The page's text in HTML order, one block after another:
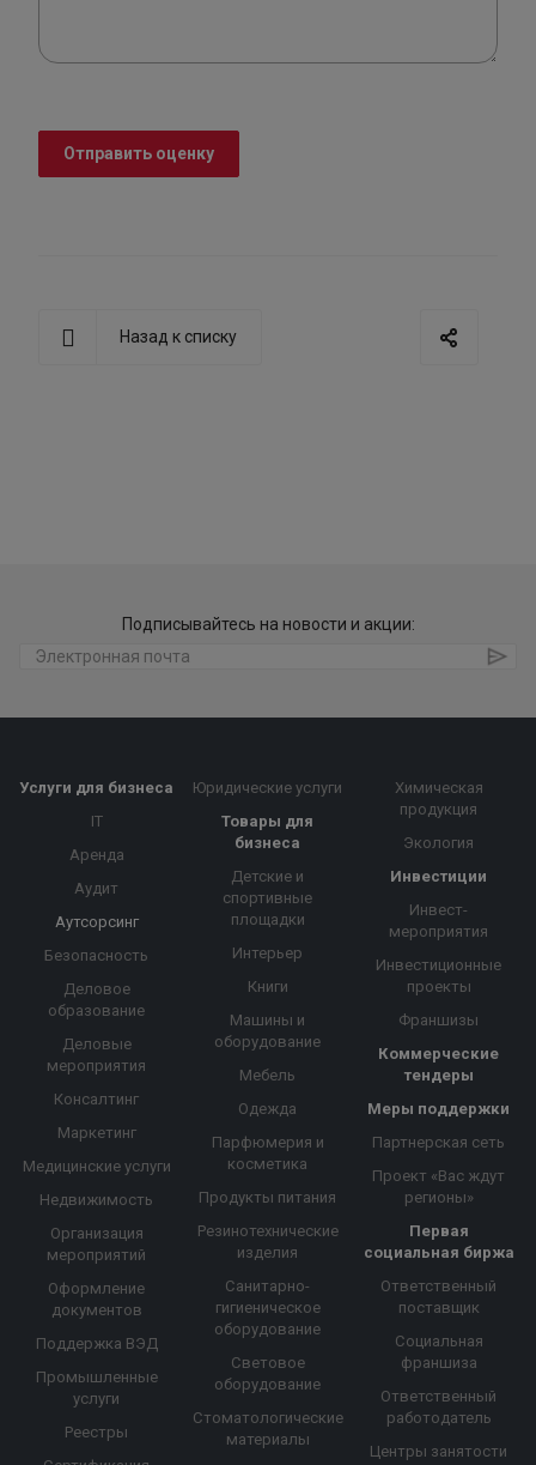
Отправить оценку
Назад к списку
Подписывайтесь на новости и акции:
Услуги для бизнеса
IT
Аренда
Аудит
Аутсорсинг
Безопасность
Деловое
образование
Деловые
мероприятия
Консалтинг
Маркетинг
Медицинские услуги
Недвижимость
Организация
мероприятий
Оформление
документов
Поддержка ВЭД
Промышленные
услуги
Реестры
Юридические услуги
Товары для
бизнеса
Детские и
спортивные
площадки
Интерьер
Книги
Машины и
оборудование
Мебель
Одежда
Парфюмерия и
косметика
Продукты питания
Резинотехнические
изделия
Санитарно-
гигиеническое
оборудование
Световое
оборудование
Стоматологические
материалы
Химическая
продукция
Экология
Инвестиции
Инвест-
мероприятия
Инвестиционные
проекты
Франшизы
Коммерческие
тендеры
Меры поддержки
Партнерская сеть
Проект «Вас ждут
регионы»
Первая
социальная биржа
Ответственный
поставщик
Социальная
франшиза
Ответственный
работодатель
Центры занятости